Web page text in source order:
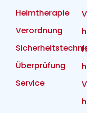
Heimtherapie
Verordnung
Überprüfung
Service